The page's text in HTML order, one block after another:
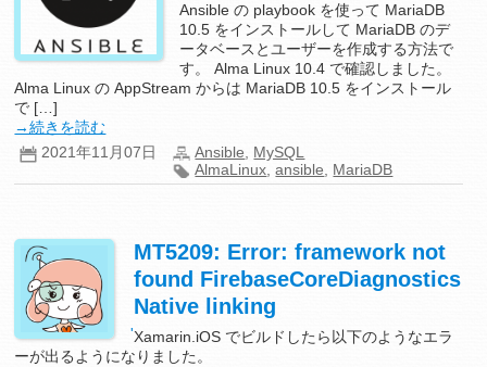
Ansible の playbook を使って MariaDB
10.5 をインストールして MariaDB のデ
ータベースとユーザーを作成する方法で
す。 Alma Linux 10.4 で確認しました。
Alma Linux の AppStream からは MariaDB 10.5 をインストール
で […]
→続きを読む
2021年11月07日
Ansible
MySQL
AlmaLinux ,ansible MariaDB
'
MT5209: Error: framework not
found FirebaseCoreDiagnostics
Native linking
Xamarin.iOS でビルドしたら以下のようなエラ
ーが出るようになりました。